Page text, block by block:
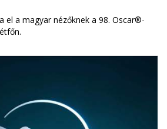
el a magyar nézőknek a 98. Oscar®-